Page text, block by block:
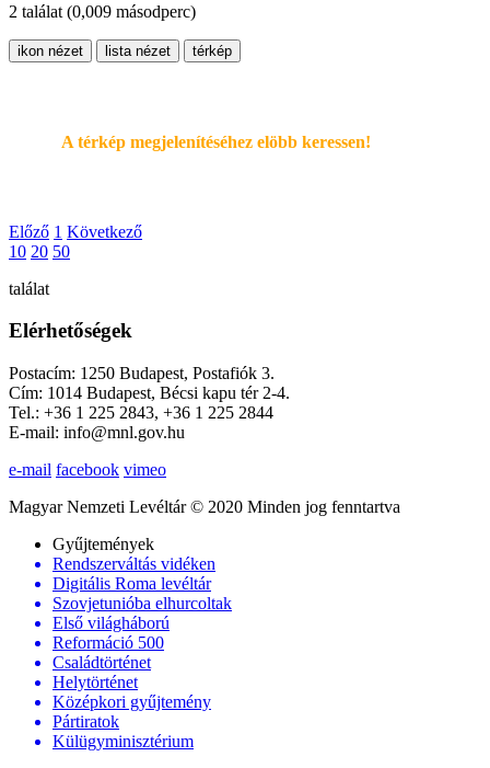
2 találat (0,009 másodperc)
ikon nézet lista nézet térkép
A térkép megjelenítéséhez elöbb keressen!
Előző 1 Következő
10 20 50
találat
Elérhetőségek
Postacím: 1250 Budapest, Postafiók 3.
Cím: 1014 Budapest, Bécsi kapu tér 2-4.
Tel.: +36 1 225 2843, +36 1 225 2844
E-mail: info@mnl.gov.hu
e-mail facebook vimeo
Magyar Nemzeti Levéltár © 2020 Minden jog fenntartva
Gyűjtemények
Rendszerváltás vidéken
Digitális Roma levéltár
Szovjetunióba elhurcoltak
Első világháború
Reformáció 500
Családtörténet
Helytörténet
Középkori gyűjtemény
Pártiratok
Külügyminisztérium